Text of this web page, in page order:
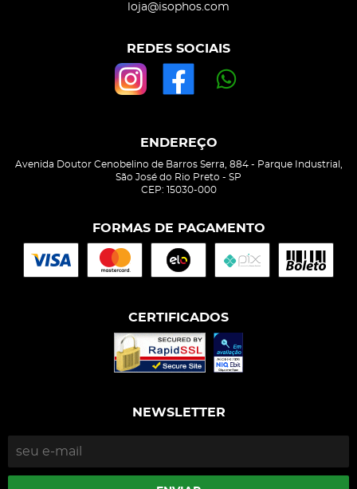
loja@isophos.com
REDES SOCIAIS
ENDEREÇO
Avenida Doutor Cenobelino de Barros Serra, 884- Parque Industrial,
São José do Rio Preto - SP
CEP: 15030-000
FORMAS DE PAGAMENTO
CERTIFICADOS
NEWSLETTER